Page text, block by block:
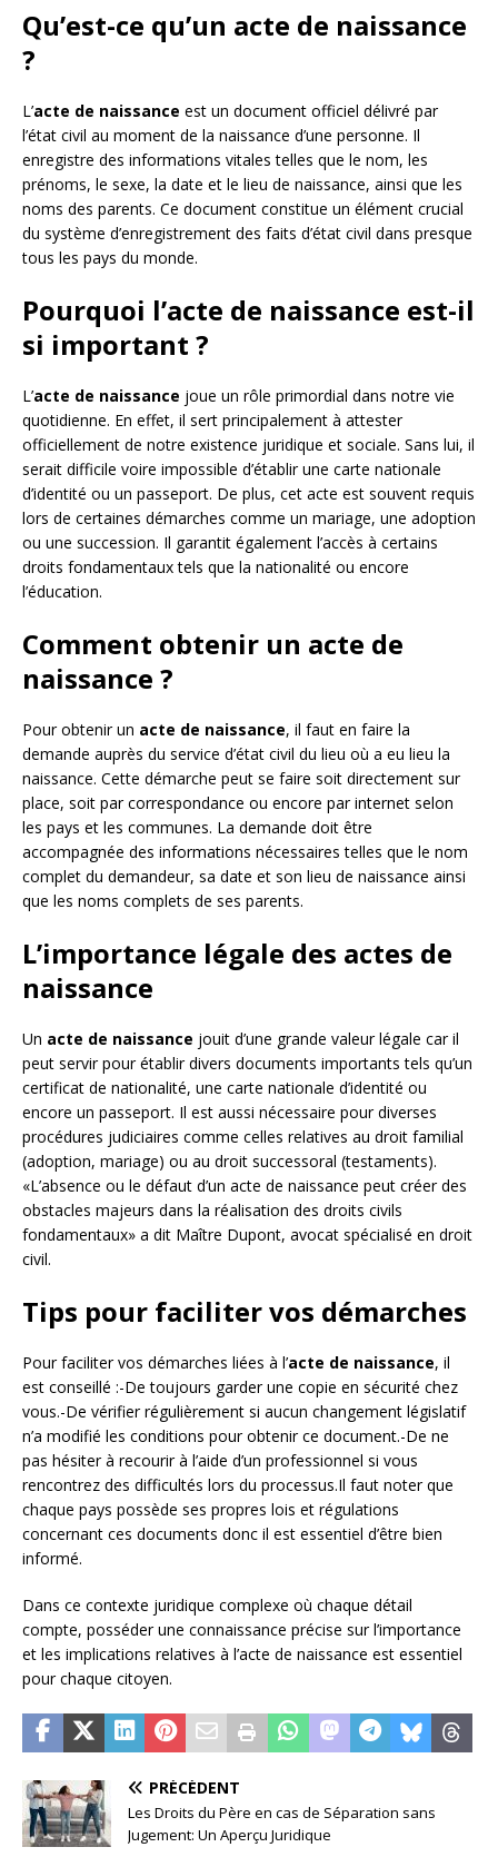
Qu’est-ce qu’un acte de naissance
?
L’acte de naissance est un document officiel délivré par
l’état civil au moment de la naissance d’une personne. Il
enregistre des informations vitales telles que le nom, les
prénoms, le sexe, la date et le lieu de naissance, ainsi que les
noms des parents. Ce document constitue un élément crucial
du système d’enregistrement des faits d’état civil dans presque
tous les pays du monde.
Pourquoi l’acte de naissance est-il
si important ?
L’acte de naissance joue un rôle primordial dans notre vie
quotidienne. En effet, il sert principalement à attester
officiellement de notre existence juridique et sociale. Sans lui, il
serait difficile voire impossible d’établir une carte nationale
d’identité ou un passeport. De plus, cet acte est souvent requis
lors de certaines démarches comme un mariage, une adoption
ou une succession. Il garantit également l’accès à certains
droits fondamentaux tels que la nationalité ou encore
l’éducation.
Comment obtenir un acte de
naissance ?
Pour obtenir un acte de naissance, il faut en faire la
demande auprès du service d’état civil du lieu où a eu lieu la
naissance. Cette démarche peut se faire soit directement sur
place, soit par correspondance ou encore par internet selon
les pays et les communes. La demande doit être
accompagnée des informations nécessaires telles que le nom
complet du demandeur, sa date et son lieu de naissance ainsi
que les noms complets de ses parents.
L’importance légale des actes de
naissance
Un acte de naissance jouit d’une grande valeur légale car il
peut servir pour établir divers documents importants tels qu’un
certificat de nationalité, une carte nationale d’identité ou
encore un passeport. Il est aussi nécessaire pour diverses
procédures judiciaires comme celles relatives au droit familial
(adoption, mariage) ou au droit successoral (testaments).
«L’absence ou le défaut d’un acte de naissance peut créer des
obstacles majeurs dans la réalisation des droits civils
fondamentaux» a dit Maître Dupont, avocat spécialisé en droit
civil.
Tips pour faciliter vos démarches
Pour faciliter vos démarches liées à l’acte de naissance, il
est conseillé :-De toujours garder une copie en sécurité chez
vous.-De vérifier régulièrement si aucun changement législatif
n’a modifié les conditions pour obtenir ce document.-De ne
pas hésiter à recourir à l’aide d’un professionnel si vous
rencontrez des difficultés lors du processus.Il faut noter que
chaque pays possède ses propres lois et régulations
concernant ces documents donc il est essentiel d’être bien
informé.
Dans ce contexte juridique complexe où chaque détail
compte, posséder une connaissance précise sur l’importance
et les implications relatives à l’acte de naissance est essentiel
pour chaque citoyen.
PRÉCÉDENT
Les Droits du Père en cas de Séparation sans
Jugement: Un Aperçu Juridique